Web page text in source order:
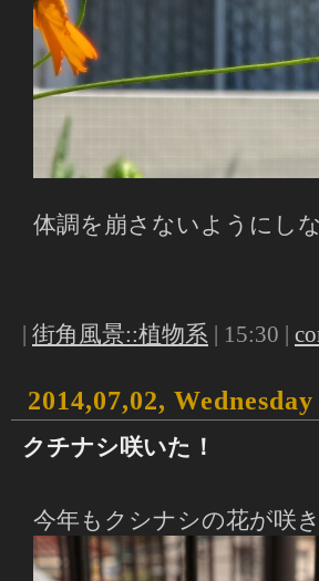
体調を崩さないようにし
街角風景::植物系 | 15:30 |
2014,07,02, Wednesday
クチナシ咲いた！
今年もクシナシの花が咲